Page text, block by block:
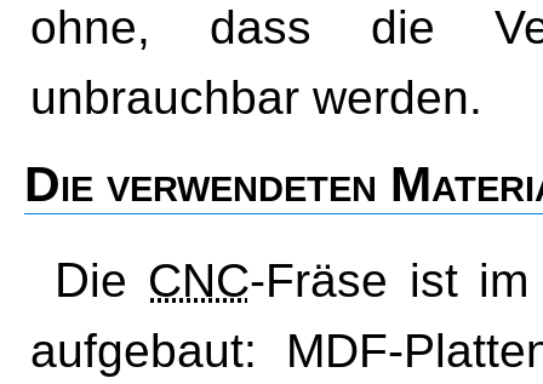
ohne, dass die
unbrauchbar werden.
Die verwendeten
Die CNC-Fräse ist
aufgebaut: MDF-